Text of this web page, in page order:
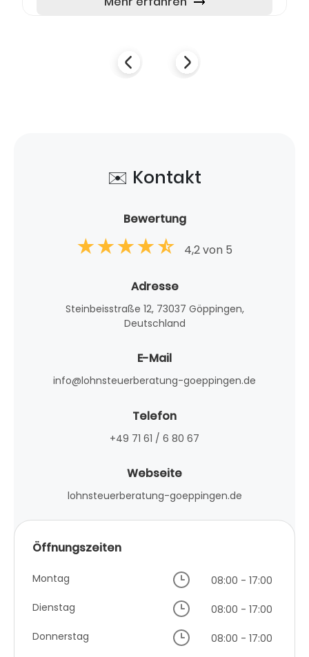
✉️ Kontakt
Bewertung
4,2 von 5
Adresse
Steinbeisstraße 12, 73037 Göppingen,
Deutschland
E-Mail
info@lohnsteuerberatung-goeppingen.de
Telefon
+49 71 61 / 6 80 67
Webseite
lohnsteuerberatung-goeppingen.de
Öffnungszeiten
Montag
08:00 - 17:00
Dienstag
08:00 - 17:00
Donnerstag
08:00 - 17:00